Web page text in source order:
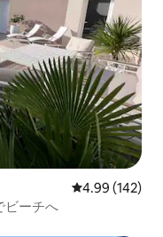
レビュー142
4.99 (142)
ビーチへ